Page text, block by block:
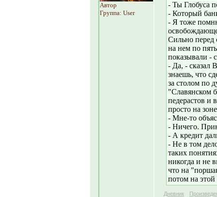
Автор
Группа: User
- Ты Глобуса
- Который
- Я тоже
Сильно перед
на нем по
показывали -
- Да, - сказал
знаешь, что
за столом по
"Славянском
педерастов и
просто на
- Мне-то
- Ничего.
- А кредит
- Не в том
таких
никогда и не
что на
потом на
Дневник